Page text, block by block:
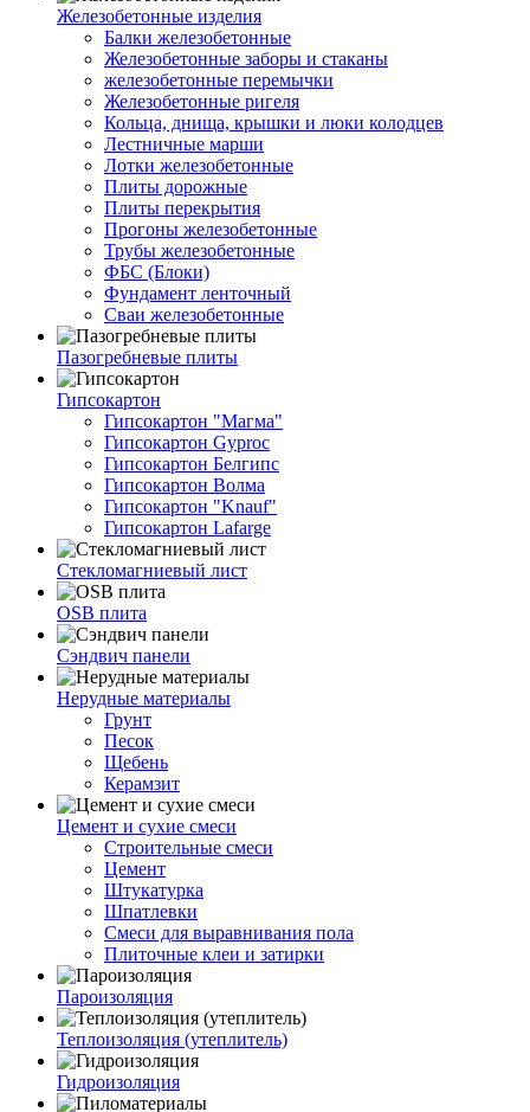
Железобетонные изделия
Балки железобетонные
Железобетонные заборы и стаканы
железобетонные перемычки
Железобетонные ригеля
Кольца, днища, крышки и люки колодцев
Лестничные марши
Лотки железобетонные
Плиты дорожные
Плиты перекрытия
Прогоны железобетонные
Трубы железобетонные
ФБС (Блоки)
Фундамент ленточный
Сваи железобетонные
Пазогребневые плиты
Гипсокартон
Гипсокартон "Магма"
Гипсокартон Gyproc
Гипсокартон Белгипс
Гипсокартон Волма
Гипсокартон "Knauf"
Гипсокартон Lafarge
Стекломагниевый лист
OSB плита
Сэндвич панели
Нерудные материалы
Грунт
Песок
Щебень
Керамзит
Цемент и сухие смеси
Строительные смеси
Цемент
Штукатурка
Шпатлевки
Смеси для выравнивания пола
Плиточные клеи и затирки
Пароизоляция
Теплоизоляция (утеплитель)
Гидроизоляция